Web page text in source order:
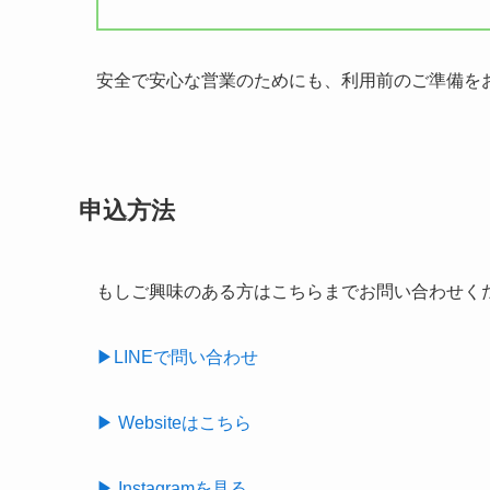
安全で安心な営業のためにも、利用前のご準備を
申込方法
もしご興味のある方はこちらまでお問い合わせく
▶LINEで問い合わせ
▶︎ Websiteはこちら